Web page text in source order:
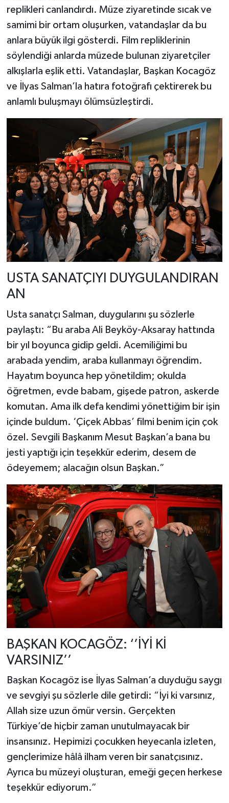
replikleri canlandırdı. Müze ziyaretinde sıcak ve
samimi bir ortam oluşurken, vatandaşlar da bu
anlara büyük ilgi gösterdi. Film repliklerinin
söylendiği anlarda müzede bulunan ziyaretçiler
alkışlarla eşlik etti. Vatandaşlar, Başkan Kocagöz
ve İlyas Salman’la hatıra fotoğrafı çektirerek bu
anlamlı buluşmayı ölümsüzleştirdi.
USTA SANATÇIYI DUYGULANDIRAN
AN
Usta sanatçı Salman, duygularını şu sözlerle
paylaştı: “Bu araba Ali Beyköy-Aksaray hattında
bir yıl boyunca gidip geldi. Acemiliğimi bu
arabada yendim, araba kullanmayı öğrendim.
Hayatım boyunca hep yönetildim; okulda
öğretmen, evde babam, gişede patron, askerde
komutan. Ama ilk defa kendimi yönettiğim bir işin
içinde buldum. ‘Çiçek Abbas’ filmi benim için çok
özel. Sevgili Başkanım Mesut Başkan’a bana bu
jesti yaptığı için teşekkür ederim, desem de
ödeyemem; alacağın olsun Başkan.”
BAŞKAN KOCAGÖZ: ‘’İYİ Kİ
VARSINIZ’’
Başkan Kocagöz ise İlyas Salman’a duyduğu saygı
ve sevgiyi şu sözlerle dile getirdi: “İyi ki varsınız,
Allah size uzun ömür versin. Gerçekten
Türkiye’de hiçbir zaman unutulmayacak bir
insansınız. Hepimizi çocukken heyecanla izleten,
gençlerimize hâlâ ilham veren bir sanatçısınız.
Ayrıca bu müzeyi oluşturan, emeği geçen herkese
teşekkür ediyorum.”